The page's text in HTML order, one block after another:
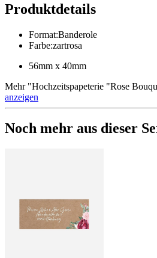
Produktdetails
Format:Banderole
Farbe:zartrosa
56mm x 40mm
Mehr"Hochzeitspapeterie "Rose
anzeigen
Noch mehr aus dieser